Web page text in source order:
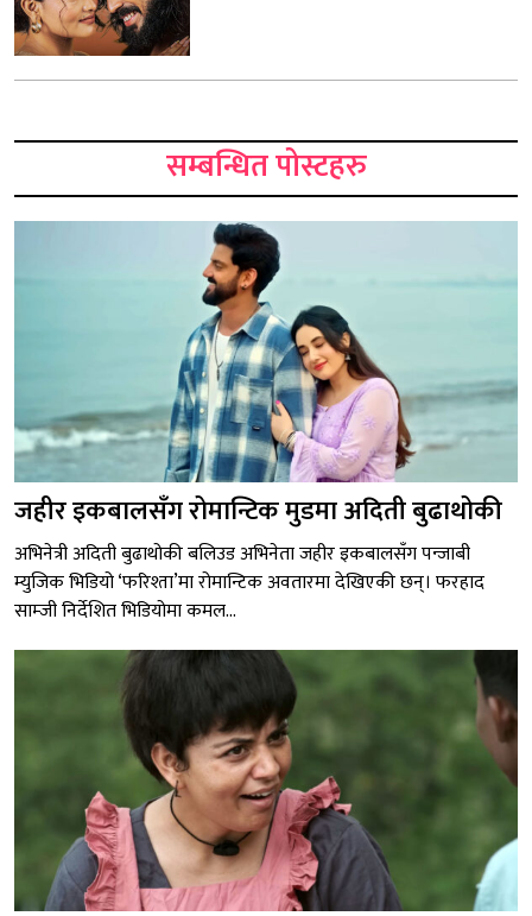
सम्बन्धित पोस्टहरु
जहीर इकबालसँग रोमान्टिक मुडमा अदिती बुढाथोकी
अभिनेत्री अदिती बुढाथोकी बलिउड अभिनेता जहीर इकबालसँग पन्जाबी
म्युजिक भिडियो ‘फरिश्ता’मा रोमान्टिक अवतारमा देखिएकी छन्। फरहाद
साम्जी निर्देशित भिडियोमा कमल...